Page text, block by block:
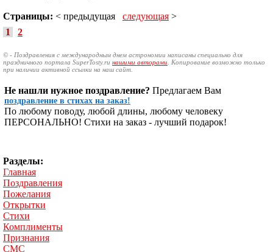
Страницы: < предыдущая следующая >
1
2
© - Поздравления с международным днем астрономии написаны специально для
праздничного портала SuperTosty.ru нашими авторами . Копирование возможно только
при наличии активной ссылки на наш сайт.
Не нашли нужное поздравление? Предлагаем Вам
поздравление в стихах на заказ!
По любому поводу, любой длины, любому человеку
ПЕРСОНАЛЬНО! Стихи на заказ - лучший подарок!
Разделы:
Главная
Поздравления
Пожелания
Открытки
Стихи
Комплименты
Признания
СМС